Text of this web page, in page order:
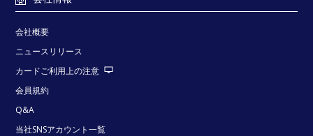
会社概要
ニュースリリース
カードご利用上の注意
会員規約
Q&A
当社SNSアカウント一覧